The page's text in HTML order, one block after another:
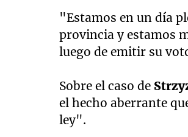
"Estamos en un día
provincia y estamos
luego de emitir su
Sobre el caso de
el hecho aberrante
ley".